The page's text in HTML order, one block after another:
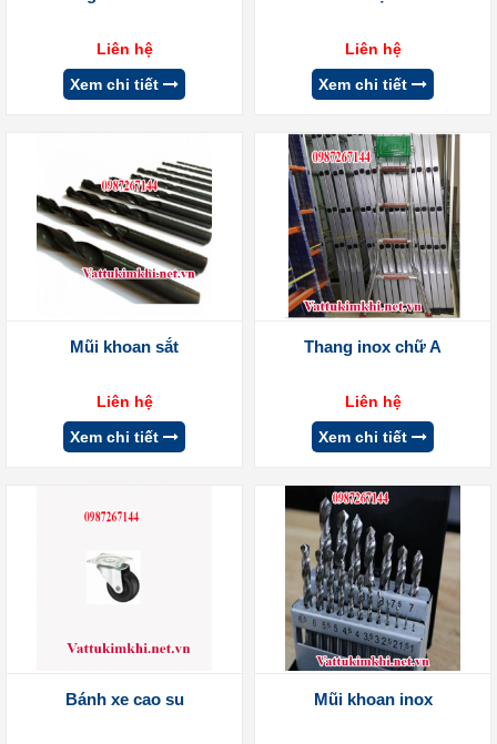
Liên hệ
Xem chi tiết
Liên hệ
Xem chi tiết
Mũi khoan sắt
Liên hệ
Xem chi tiết
Thang inox chữ A
Liên hệ
Xem chi tiết
Bánh xe cao su Mũi khoan inox